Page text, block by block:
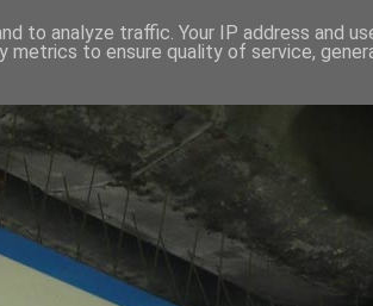
to analyze traffic. Your IP address and
metrics to ensure quality of service,